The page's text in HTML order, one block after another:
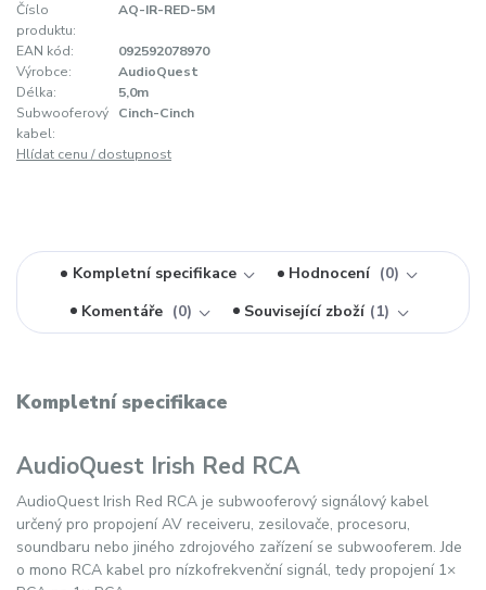
Číslo
produktu:
AQ-IR-RED-5M
EAN kód:
092592078970
Výrobce:
AudioQuest
Délka:
5,0m
Subwooferový
kabel:
Cinch-Cinch
Hlídat cenu / dostupnost
Kompletní specifikace Hodnocení
0
Komentáře
0 Související zboží 1
Kompletní specifikace
AudioQuest Irish Red RCA
AudioQuest Irish Red RCA je subwooferový signálový kabel
určený pro propojení AV receiveru, zesilovače, procesoru,
soundbaru nebo jiného zdrojového zařízení se subwooferem. Jde
o mono RCA kabel pro nízkofrekvenční signál, tedy propojení 1×